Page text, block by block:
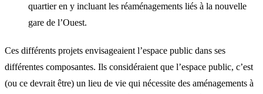
quartier en y incluant les réaménagements liés à la nouvelle
gare de l’Ouest.
Ces différents projets envisageaient l’espace public dans ses
différentes composantes. Ils considéraient que l’espace public, c’est
(ou ce devrait être) un lieu de vie qui nécessite des aménagements à